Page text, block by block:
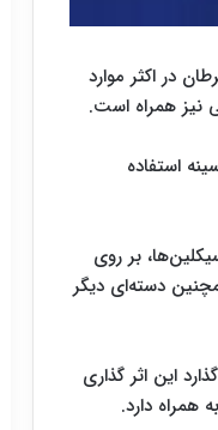
در اکثر موارد
نیز همراه است.
استفاده
بر روی
دسته‌ای دیگر
این اثر گذاری
دارد.